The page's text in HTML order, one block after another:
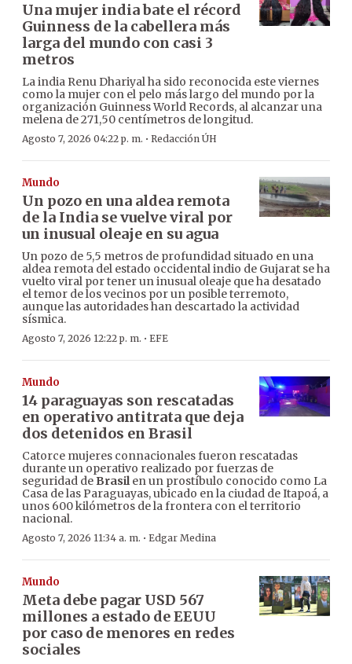
Una mujer india bate el récord
Guinness de la cabellera más
larga del mundo con casi 3
metros
La india Renu Dhariyal ha sido reconocida este viernes
como la mujer con el pelo más largo del mundo por la
organización Guinness World Records, al alcanzar una
melena de 271,50 centímetros de longitud.
Agosto 7, 2026 04:22 p. m. · Redacción ÚH
Mundo
Un pozo en una aldea remota
de la India se vuelve viral por
un inusual oleaje en su agua
Un pozo de 5,5 metros de profundidad situado en una
aldea remota del estado occidental indio de Gujarat se ha
vuelto viral por tener un inusual oleaje que ha desatado
el temor de los vecinos por un posible terremoto,
aunque las autoridades han descartado la actividad
sísmica.
Agosto 7, 2026 12:22 p. m. · EFE
Mundo
14 paraguayas son rescatadas
en operativo antitrata que deja
dos detenidos en Brasil
Catorce mujeres connacionales fueron rescatadas
durante un operativo realizado por fuerzas de
seguridad de Brasilen un prostíbulo conocido como La
Casa de las Paraguayas, ubicado en la ciudad de Itapoá, a
unos 600 kilómetros de la frontera con el territorio
nacional.
Agosto 7, 2026 11:34 a. m. · Edgar Medina
Mundo
Meta debe pagar USD 567
millones a estado de EEUU
por caso de menores en redes
sociales